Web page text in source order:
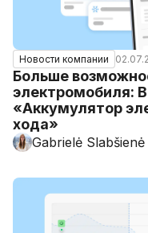
Новости компании
Больше
электромобиля:
«Аккумулятор
хода»
Gabrielė Slabšienė